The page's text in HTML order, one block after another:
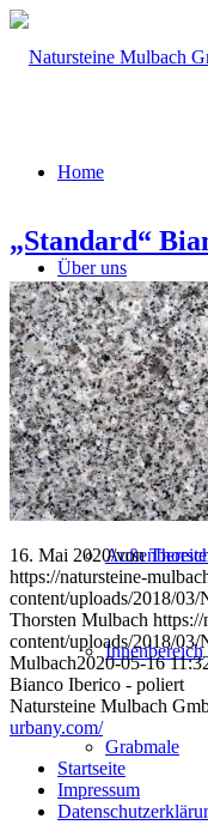
Home
Über uns
Leistungsspektrum
Innenbereich
Grabmale
„Standard“
16. Mai 2020/von
https://natursteine-
content/uploads/2018/
Thorsten Mulbach https://
content/uploads/2018/
Mulbach2020-05-16
Bianco Iberico - poliert
Natursteine Mulbach
urbany.com/
Startseite
Impressum